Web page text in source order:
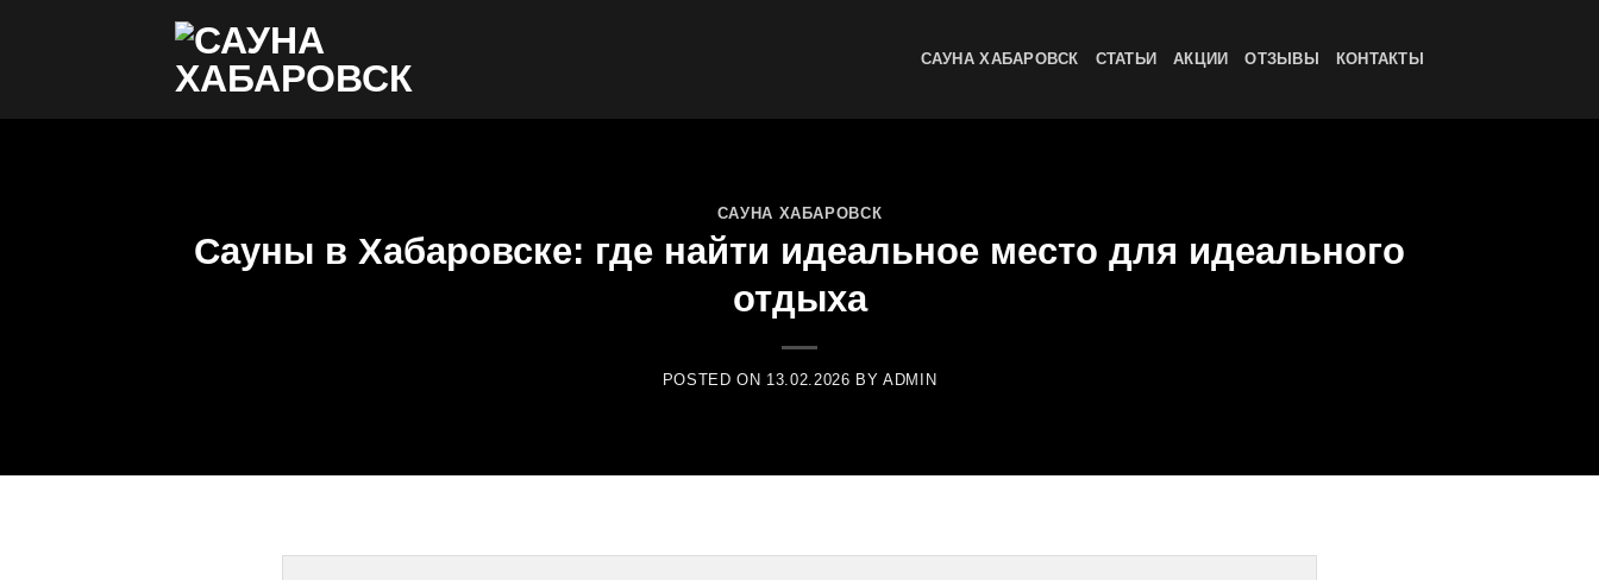
САУНА ХАБАРОВСК СТАТЬИ АКЦИИ ОТЗЫВЫ КОНТАКТЫ
САУНА ХАБАРОВСК
Сауны в Хабаровске: где найти идеальное место для идеального
отдыха
POSTED ON 13.02.2026 BYADMIN